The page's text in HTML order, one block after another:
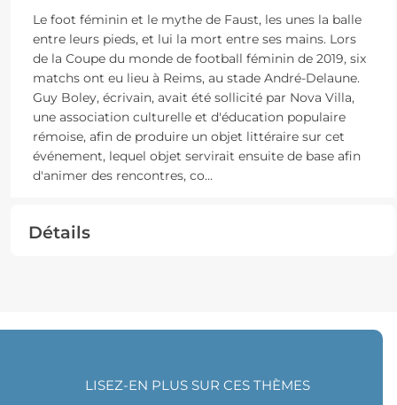
Le foot féminin et le mythe de Faust, les unes la balle
entre leurs pieds, et lui la mort entre ses mains. Lors
de la Coupe du monde de football féminin de 2019, six
matchs ont eu lieu à Reims, au stade André-Delaune.
Guy Boley, écrivain, avait été sollicité par Nova Villa,
une association culturelle et d'éducation populaire
rémoise, afin de produire un objet littéraire sur cet
événement, lequel objet servirait ensuite de base afin
d'animer des rencontres, co...
Détails
LISEZ-EN PLUS SUR CES THÈMES